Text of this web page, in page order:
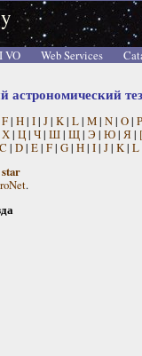
VO Web Services
астрономический
F| H| I| J| K| L| M| N| O| P
Х| Ц| Ч| Ш| Щ| Э | Ю| Я|
C | D| E| F| G| H| I| J| K| L
.